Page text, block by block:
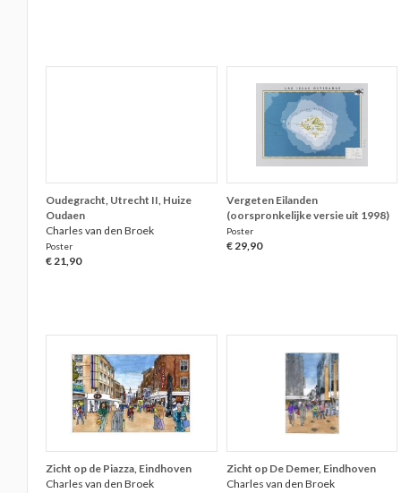
Oudegracht, Utrecht II, Huize
Oudaen
Charles van den Broek
Poster
€ 21,90
Vergeten Eilanden
(oorspronkelijke versie uit 1998)
Poster
€ 29,90
Zicht op de Piazza, Eindhoven
Charles van den Broek
Zicht op De Demer, Eindhoven
Charles van den Broek